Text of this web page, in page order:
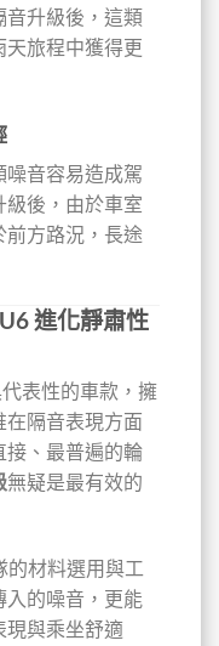
音升級後，這類
天旅程中獲得更
音容易造成駕
級後，由於車室
前方路況，長途
進化靜肅性
代表性的車款，擁
在隔音表現方面
接、最普遍的輪
無疑是最有效的
的材料選用與工
的噪音，更能
現與乘坐舒適